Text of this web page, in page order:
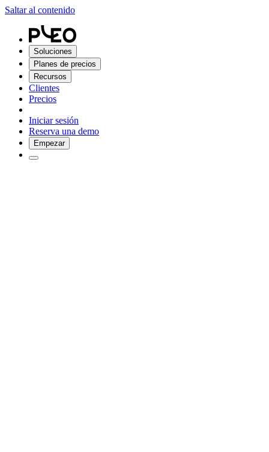
Saltar al contenido
Soluciones
Planes de precios
Recursos
Clientes
Precios
Iniciar sesión
Reserva una demo
Empezar